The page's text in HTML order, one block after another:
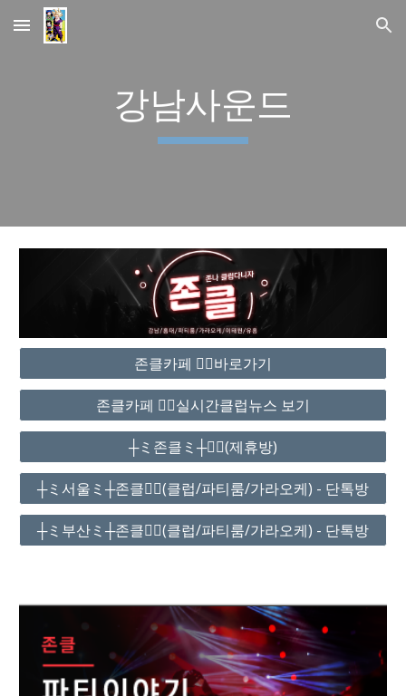
Skip to main content Skip to navigation
강남사운드
존클카페 ❤️‍🔥바로가기
존클카페 ❤️‍🔥실시간클럽뉴스 보기
┼ミ존클ミ┼❤️‍🔥(제휴방)
┼ミ서울ミ┼존클❤️‍🔥(클럽/파티룸/가라오케) - 단톡방
┼ミ부산ミ┼존클❤️‍🔥(클럽/파티룸/가라오케) - 단톡방